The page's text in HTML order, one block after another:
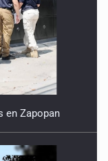
en Zapopan